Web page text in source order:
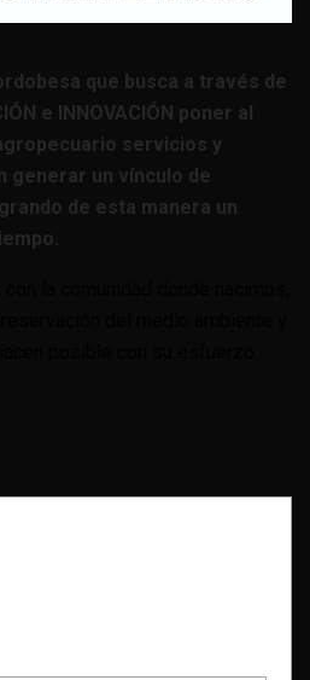
que busca a través de
e INNOVACIÓN poner al
servicios y
generar un vínculo de
de esta manera un